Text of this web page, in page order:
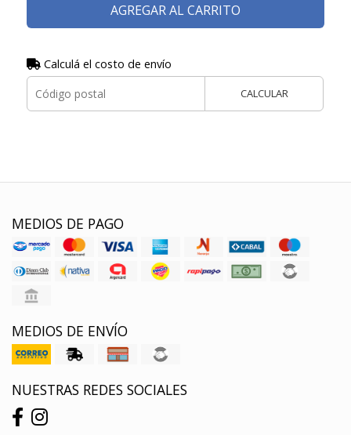
AGREGAR AL CARRITO
Calculá el costo de envío
CALCULAR
MEDIOS DE PAGO
MEDIOS DE ENVÍO
NUESTRAS REDES SOCIALES